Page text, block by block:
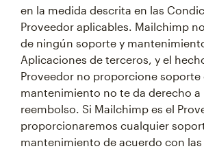
en la medida descrita en las
Proveedor aplicables. Mailchimp
de ningún soporte y
Aplicaciones de terceros, y el
Proveedor no proporcione soporte
mantenimiento no te da derecho a
reembolso. Si Mailchimp es el
proporcionaremos cualquier
mantenimiento de acuerdo con las